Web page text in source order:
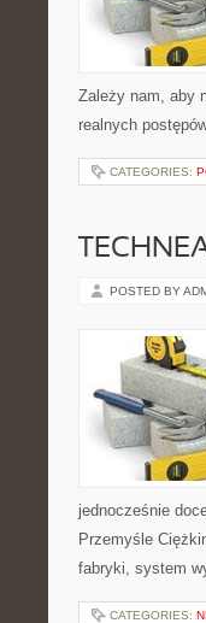
Zależy nam, aby
realnych
CATEGORIES:
POSTED BY
jednocześnie
Przemyśle
fabryki, system
CATEGORIES: